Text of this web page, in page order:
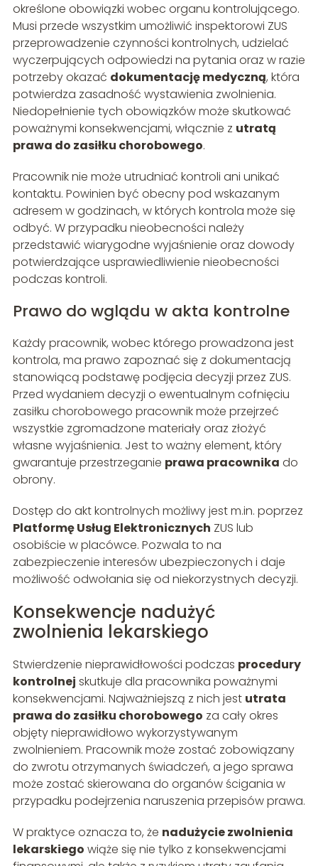
określone obowiązki wobec organu kontrolującego.
Musi przede wszystkim umożliwić inspektorowi ZUS
przeprowadzenie czynności kontrolnych, udzielać
wyczerpujących odpowiedzi na pytania oraz w razie
potrzeby okazać dokumentację medyczną, która
potwierdza zasadność wystawienia zwolnienia.
Niedopełnienie tych obowiązków może skutkować
poważnymi konsekwencjami, włącznie z utratą
prawa do zasiłku chorobowego.
Pracownik nie może utrudniać kontroli ani unikać
kontaktu. Powinien być obecny pod wskazanym
adresem w godzinach, w których kontrola może się
odbyć. W przypadku nieobecności należy
przedstawić wiarygodne wyjaśnienie oraz dowody
potwierdzające usprawiedliwienie nieobecności
podczas kontroli.
Prawo do wglądu w akta kontrolne
Każdy pracownik, wobec którego prowadzona jest
kontrola, ma prawo zapoznać się z dokumentacją
stanowiącą podstawę podjęcia decyzji przez ZUS.
Przed wydaniem decyzji o ewentualnym cofnięciu
zasiłku chorobowego pracownik może przejrzeć
wszystkie zgromadzone materiały oraz złożyć
własne wyjaśnienia. Jest to ważny element, który
gwarantuje przestrzeganie prawa pracownika do
obrony.
Dostęp do akt kontrolnych możliwy jest m.in. poprzez
Platformę Usług Elektronicznych ZUS lub
osobiście w placówce. Pozwala to na
zabezpieczenie interesów ubezpieczonych i daje
możliwość odwołania się od niekorzystnych decyzji.
Konsekwencje nadużyć
zwolnienia lekarskiego
Stwierdzenie nieprawidłowości podczas procedury
kontrolnej skutkuje dla pracownika poważnymi
konsekwencjami. Najważniejszą z nich jest utrata
prawa do zasiłku chorobowego za cały okres
objęty nieprawidłowo wykorzystywanym
zwolnieniem. Pracownik może zostać zobowiązany
do zwrotu otrzymanych świadczeń, a jego sprawa
może zostać skierowana do organów ścigania w
przypadku podejrzenia naruszenia przepisów prawa.
W praktyce oznacza to, że nadużycie zwolnienia
lekarskiego wiąże się nie tylko z konsekwencjami